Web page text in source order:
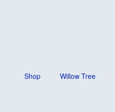
Shop Willow Tree